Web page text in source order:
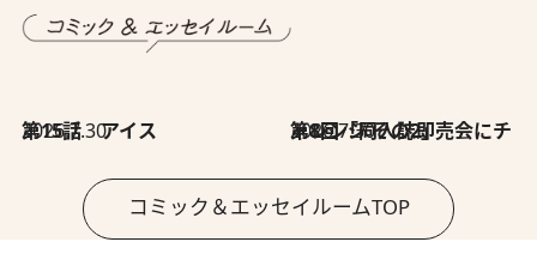
2026.7.30
第15話 アイス 2026.7.30
第8回「同人誌即売会にチャレンジ その2」
コミック＆エッセイルームTOP